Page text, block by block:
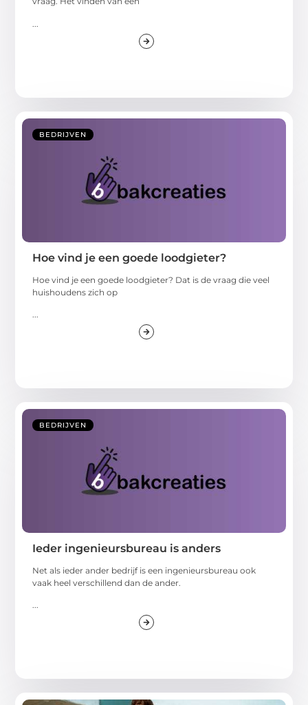
BEDRIJVEN
Hoe vind je een goede loodgieter?
Hoe vind je een goede loodgieter? Dat is de vraag die veel
huishoudens zich op
...
BEDRIJVEN
Ieder ingenieursbureau is anders
Net als ieder ander bedrijf is een ingenieursbureau ook
vaak heel verschillend dan de ander.
...